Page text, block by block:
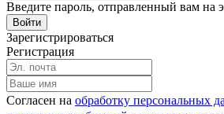
Введите пароль, отправленный вам на
Войти
Зарегистрироваться
Регистрация
Согласен на обработку персональных